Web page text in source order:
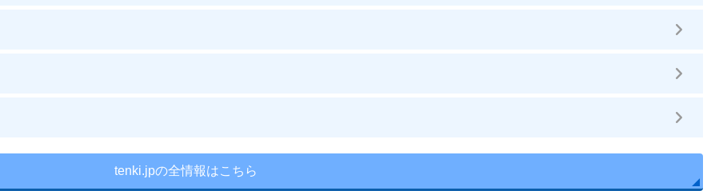
tenki.jpの全情報はこちら